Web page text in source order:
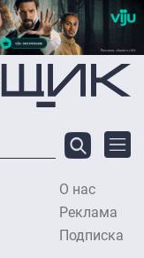
О нас
Реклама
Подписка